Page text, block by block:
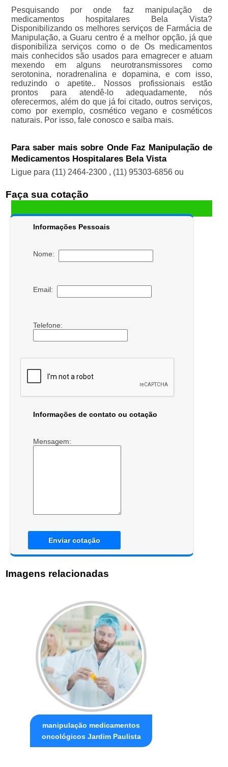
Pesquisando por onde faz manipulação de
medicamentos hospitalares Bela Vista?
Disponibilizando os melhores serviços de Farmácia de
Manipulação, a Guaru centro é a melhor opção, já que
disponibiliza serviços como o de Os medicamentos
mais conhecidos são usados para emagrecer e atuam
mexendo em alguns neurotransmissores como
serotonina, noradrenalina e dopamina, e com isso,
reduzindo o apetite.. Nossos profissionais estão
prontos para atendê-lo adequadamente, nós
oferecermos, além do que já foi citado, outros serviços,
como por exemplo, cosmético vegano e cosméticos
naturais. Por isso, fale conosco e saiba mais.
Para saber mais sobre Onde Faz Manipulação de
Medicamentos Hospitalares Bela Vista
Ligue para (11) 2464-2300 , (11) 95303-6856 ou
Faça sua cotação
Informações Pessoais
Nome:
Email:
Telefone:
Informações de contato ou cotação
Mensagem:
Enviar cotação
Imagens relacionadas
manipulação medicamentos
oncológicos Jardim Paulista